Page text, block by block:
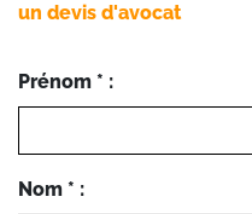
un devis d'avocat
Prénom * :
Nom * :